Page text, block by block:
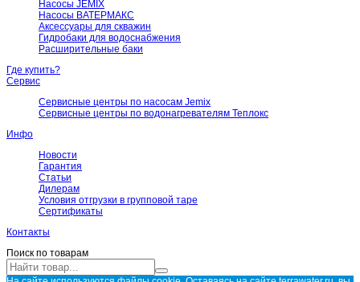
Насосы JEMIX
Насосы ВАТЕРМАКС
Аксессуары для скважин
Гидробаки для водоснабжения
Расширительные баки
Где купить?
Сервис
Сервисные центры по насосам Jemix
Сервисные центры по водонагревателям Теплокс
Инфо
Новости
Гарантия
Статьи
Дилерам
Условия отгрузки в групповой таре
Сертификаты
Контакты
Поиск по товарам